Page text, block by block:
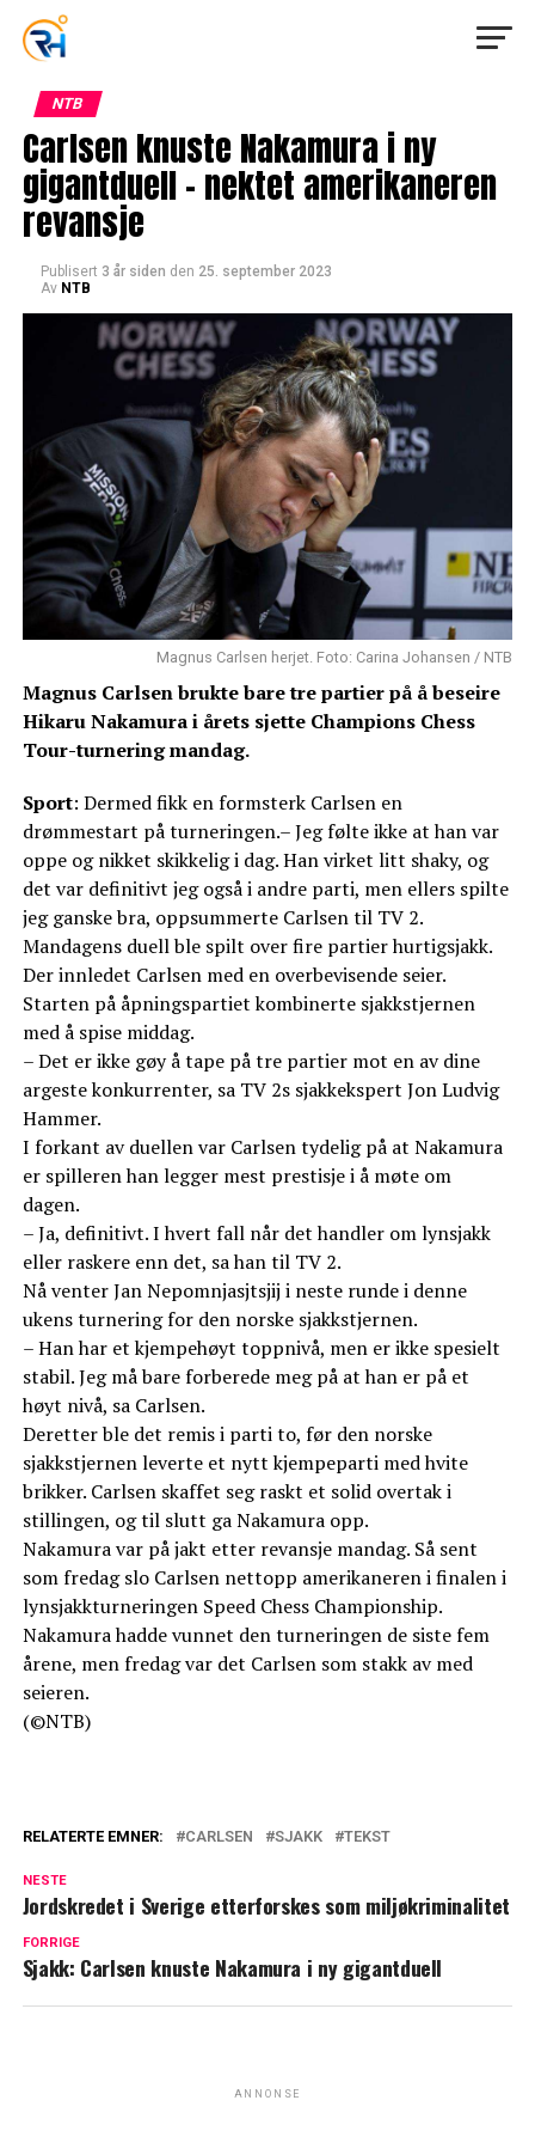
NTB
Carlsen knuste Nakamura i ny
gigantduell – nektet amerikaneren
revansje
Publisert 3 år siden den 25. september 2023
Av NTB
Magnus Carlsen herjet. Foto: Carina Johansen / NTB
Magnus Carlsen brukte bare tre partier på å beseire
Hikaru Nakamura i årets sjette Champions Chess
Tour-turnering mandag.
Sport: Dermed fikk en formsterk Carlsen en
drømmestart på turneringen.– Jeg følte ikke at han var
oppe og nikket skikkelig i dag. Han virket litt shaky, og
det var definitivt jeg også i andre parti, men ellers spilte
jeg ganske bra, oppsummerte Carlsen til TV 2.
Mandagens duell ble spilt over fire partier hurtigsjakk.
Der innledet Carlsen med en overbevisende seier.
Starten på åpningspartiet kombinerte sjakkstjernen
med å spise middag.
– Det er ikke gøy å tape på tre partier mot en av dine
argeste konkurrenter, sa TV 2s sjakkekspert Jon Ludvig
Hammer.
I forkant av duellen var Carlsen tydelig på at Nakamura
er spilleren han legger mest prestisje i å møte om
dagen.
– Ja, definitivt. I hvert fall når det handler om lynsjakk
eller raskere enn det, sa han til TV 2.
Nå venter Jan Nepomnjasjtsjij i neste runde i denne
ukens turnering for den norske sjakkstjernen.
– Han har et kjempehøyt toppnivå, men er ikke spesielt
stabil. Jeg må bare forberede meg på at han er på et
høyt nivå, sa Carlsen.
Deretter ble det remis i parti to, før den norske
sjakkstjernen leverte et nytt kjempeparti med hvite
brikker. Carlsen skaffet seg raskt et solid overtak i
stillingen, og til slutt ga Nakamura opp.
Nakamura var på jakt etter revansje mandag. Så sent
som fredag slo Carlsen nettopp amerikaneren i finalen i
lynsjakkturneringen Speed Chess Championship.
Nakamura hadde vunnet den turneringen de siste fem
årene, men fredag var det Carlsen som stakk av med
seieren.
(©NTB)
RELATERTE EMNER: CARLSEN SJAKK TEKST
NESTE
Jordskredet i Sverige etterforskes som miljøkriminalitet
FORRIGE
Sjakk: Carlsen knuste Nakamura i ny gigantduell
ANNONSE